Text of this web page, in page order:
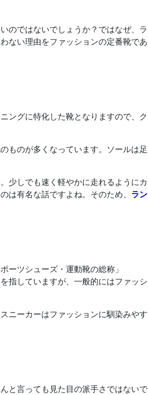
のではないでしょうか？ではなぜ、ラ
ない理由をファッションの定番靴であ
ングに特化した靴となりますので、ク
ものが多くなっています。ソールは足
少しでも速く軽やかに走れるようにカ
は有名な話ですよね。そのため、 ラン
ーツシューズ・運動靴の総称」
指していますが、一般的にはファッシ
ニーカーはファッションに馴染みやす
と言っても見た目の派手さではないで